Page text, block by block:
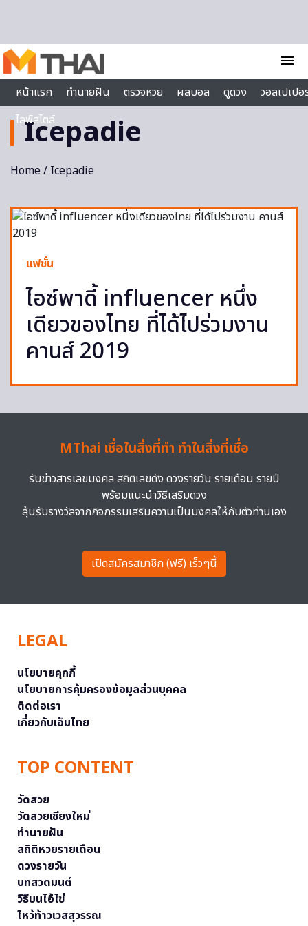
menu
หน้าแรก
ทำนายฝัน ตรวจหวย ผลบอล ดูดวง
วอลเปเป
ไลฟ์สไตล์
Icepadie
Home/ Icepadie
แฟชั่น
ไอซ์พาดี้ influencer หนึ่ง
เดียวของไทย ที่ได้ไปร่วมงาน
คานส์ 2019
MThai เชื่อในสิ่งที่ทำ ทำในสิ่งที่เชื่อ
รับข่าวสารเลขมงคล สถิติเลขดัง ดวงรายวัน รายเดือน รายปี
พร้อมแนะนำวิธีเสริมดวง
ลุ้นรับรางวัลจากกิจกรรมเสริมความเป็นมงคลให้กับตัวท่านเอง
เปิดสมัครสมาชิก (ฟรี) เร็วๆนี้
LEGAL
นโยบายคุกกี้
นโยบายการคุ้มครองข้อมูลส่วนบุคคล
ติดต่อเรา
เกี่ยวกับเอ็มไทย
TOP CONTENT
วัดสวย
วัดสวยเชียงใหม่
ทำนายฝัน
สถิติหวยรายเดือน
ดวงรายวัน
บทสวดมนต์
วิธีบนไอ้ไข่
ไหว้ท้าวเวสสุวรรณ